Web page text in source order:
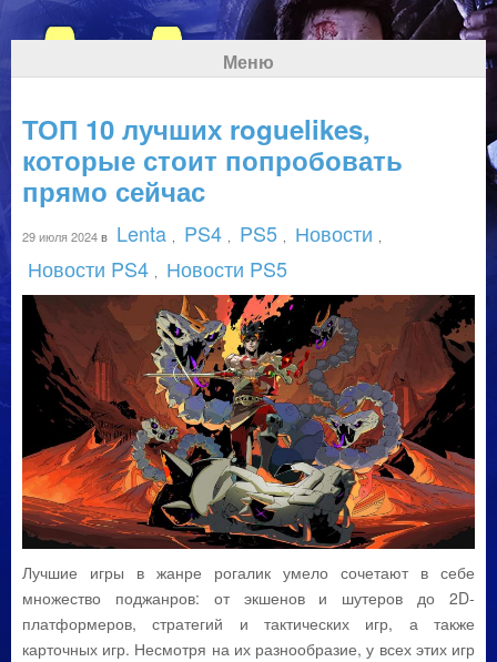
Меню
ТОП 10 лучших roguelikes,
которые стоит попробовать
прямо сейчас
29 июля 2024в Lenta PS4 PS5 Новости
Новости PS4 Новости PS5
Лучшие игры в жанре рогалик умело сочетают в себе
множество поджанров: от экшенов и шутеров до 2D-
платформеров, стратегий и тактических игр, а также
карточных игр. Несмотря на их разнообразие, у всех этих игр